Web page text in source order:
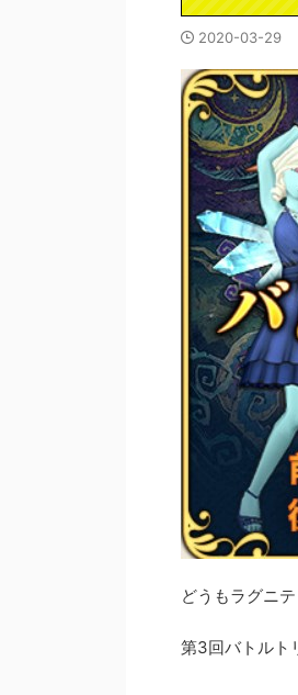
2020-03-29
どうもラグニテ
第3回バトルト